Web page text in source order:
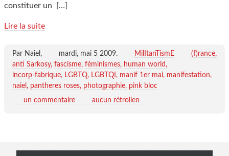
constituer un
[…]
Lire la suite
Par Naiel, mardi, mai 5 2009. MilItanTismE
(f)rance
anti Sarkosy fascisme féminismes
human world
incorp-fabrique
LGBTQ LGBTQI manif 1er mai manifestation
naiel
pantheres roses photographie pink bloc
un commentaire
aucun rétrolien